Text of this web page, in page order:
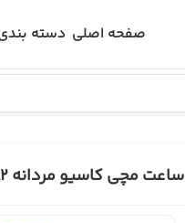
صفحه اصلی دسته
ساعت مچی کاسیو مردانه MTP-1335D-2A2